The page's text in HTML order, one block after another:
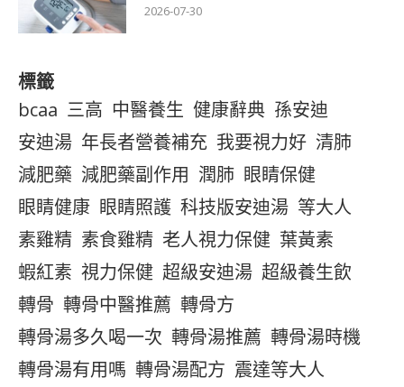
2026-07-30
標籤
bcaa 三高 中醫養生 健康辭典 孫安迪
安迪湯 年長者營養補充 我要視力好 清肺
減肥藥 減肥藥副作用 潤肺 眼睛保健
眼睛健康 眼睛照護 科技版安迪湯 等大人
素雞精 素食雞精 老人視力保健 葉黃素
蝦紅素 視力保健 超級安迪湯 超級養生飲
轉骨 轉骨中醫推薦 轉骨方
轉骨湯多久喝一次 轉骨湯推薦 轉骨湯時機
轉骨湯有用嗎 轉骨湯配方 震達等大人